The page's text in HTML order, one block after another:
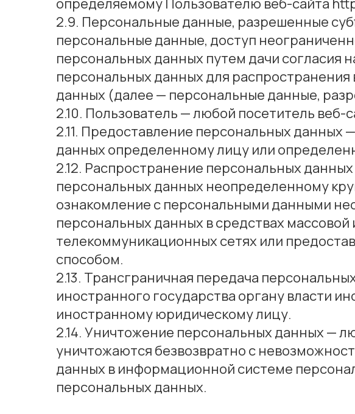
определяемому Пользователю веб-сайта
2.9. Персональные данные, разрешенные
персональные данные, доступ
персональных данных путем дачи согласия
персональных данных для
данных (далее — персональные данные,
2.10. Пользователь — любой посетитель
2.11. Предоставление персональных
данных определенному лицу или
2.12. Распространение персональных
персональных данных неопределенному
ознакомление с персональными данными
персональных данных в средствах
телекоммуникационных сетях или
способом.
2.13. Трансграничная передача
иностранного государства органу власти
иностранному юридическому лицу.
2.14. Уничтожение персональных данных —
уничтожаются безвозвратно с
данных в информационной системе
персональных данных.